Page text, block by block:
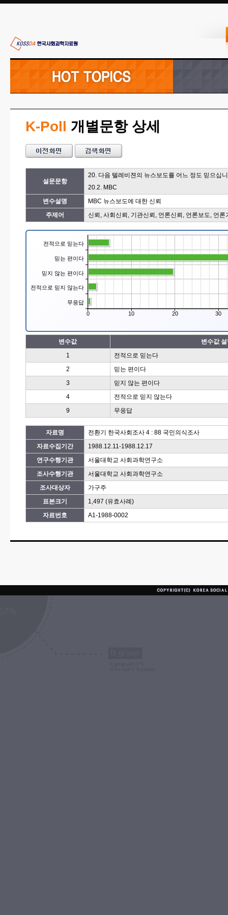
K-Poll 개별문항 상세
설문문항
20. 다음 텔레비젼의 뉴스보도를 어느 정도 믿으십
20.2. MBC
변수설명
MBC 뉴스보도에 대한 신뢰
주제어
신뢰, 사회신뢰, 기관신뢰, 언론신뢰, 언론보도, 언론
전적으로 믿는다
믿는 편이다
믿지 않는 편이다
전적으로 믿지 않는다
무응답
0 10 20 30
변수값
변수값
1
전적으로 믿는다
2
믿는 편이다
3
믿지 않는 편이다
4
전적으로 믿지 않는다
9
무응답
자료명
전환기 한국사회조사 4 : 88 국민의식조사
자료수집기간
1988.12.11-1988.12.17
연구수행기관
서울대학교 사회과학연구소
조사수행기관
서울대학교 사회과학연구소
조사대상자
가구주
표본크기
1,497 (유효사례)
자료번호
A1-1988-0002